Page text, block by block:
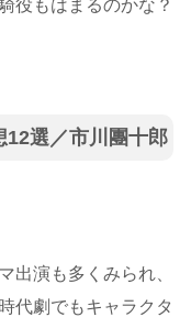
役もはまるのかな？
12選／市川團十郎
出演も多くみられ、
代劇でもキャラクタ